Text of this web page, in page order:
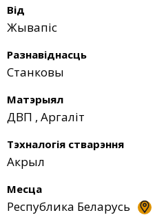
Від
Жывапіс
Разнавіднасць
Станковы
Матэрыял
ДВП , Аргаліт
Тэхналогія стварэння
Акрыл
Месца
Республика Беларусь